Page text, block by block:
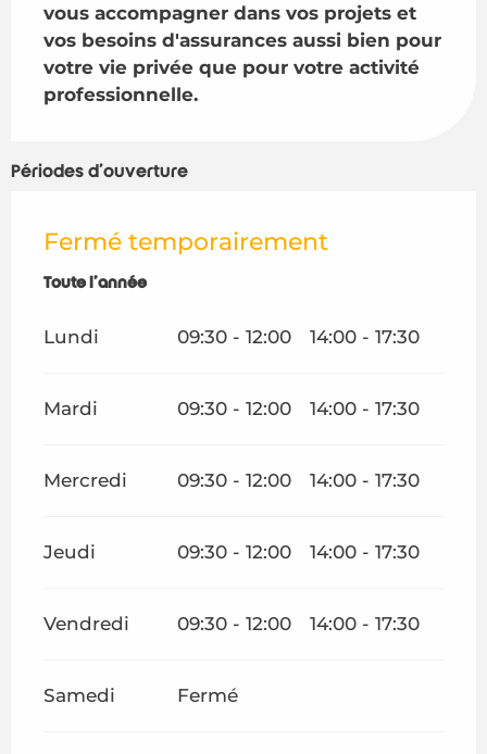
vous accompagner dans vos projets et
vos besoins d'assurances aussi bien pour
votre vie privée que pour votre activité
professionnelle.
Périodes d'ouverture
Fermé temporairement
Toute l'année
Toute l'année
Lundi 09:30 - 12:00 14:00 - 17:30
Mardi 09:30 - 12:00 14:00 - 17:30
Mercredi 09:30 - 12:00 14:00 - 17:30
Jeudi 09:30 - 12:00 14:00 - 17:30
Vendredi 09:30 - 12:00 14:00 - 17:30
Samedi Fermé